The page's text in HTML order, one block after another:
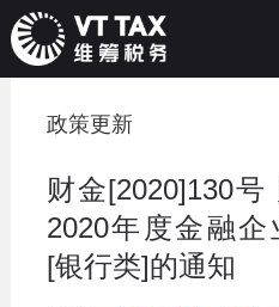
政策更新
财金[2020]130
2020年度金融
[银行类]的通知